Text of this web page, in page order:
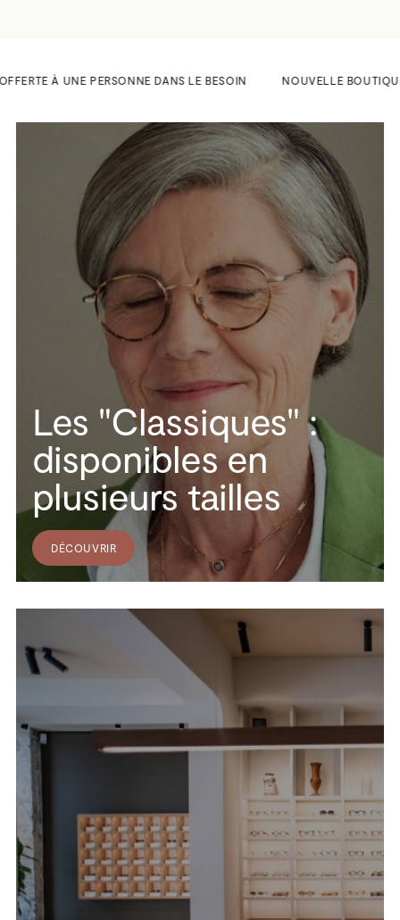
À UNE PERSONNE DANS LE BESOIN NOUVELLE BOUTIQUE
Les "Classiques" :
disponibles en
plusieurs tailles
DÉCOUVRIR